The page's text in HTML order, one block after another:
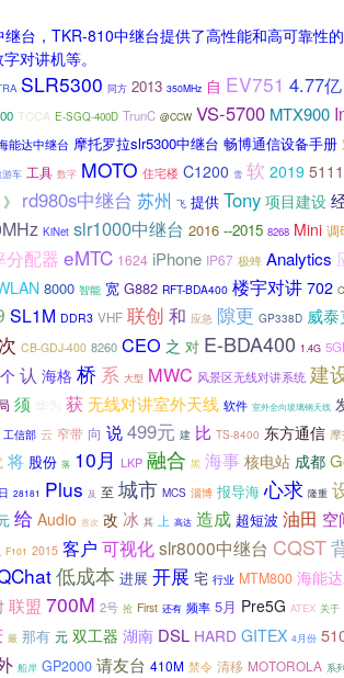
台，TKR-810中继台提供了高性能和高可靠
对讲机等。
SLR5300 同方 2013 350MHz 自 EV751 4.77亿
TCCA E-SGQ-400D TrunC @CCW VS-5700 MTX900
能达中继台 摩托罗拉slr5300中继台 畅博通信设备手册
游车 工具 数字 MOTO 住宅楼 C1200 雪 软 2019
》 rd980s中继台 苏州 飞 提供 Tony 项目建设
KiNet slr1000中继台 2016 --2015 8268 Mini 调
分配器 eMTC 1624 iPhone IP67 极蜂 Analytics
8000 智能 宽 G882 RFT-BDA400 楼宇对讲 702
SL1M DDR3 VHF 联创 和 应急 隙更 GP338D 威
次 CB-GDJ-400 8260 CEO 之 对 E-BDA400 1.4G
认 海格 桥 系 大型 MWC 风景区无线对讲系统 建
须 华为 获无线对讲室外天线 软件 室外全向玻璃钢天线
工信部 云 窄带 向 说499元 建 比 TS-8400 东方通信
将 股份 落 10月 LKP 融合 黑 海事 核电站 成都
28181 Plus 及 至 城市 MCS 淄博 报导海 心求 隆重
给 Audio 首次 改 冰 其 上 高达 造成 超短波 油田 空
F101 2015 客户 可视化slr8000中继台 CQST
低成本 进展 开展 宅 行业 MTM800 海能
联盟 700M 2号 抢 First 还有 频率 5月 Pre5G ATEX 关于
最 那有 元 双工器 湖南 DSL HARD GITEX 4月份
船岸 GP2000 请友台 410M 禁令 清移 MOTOROLA 系